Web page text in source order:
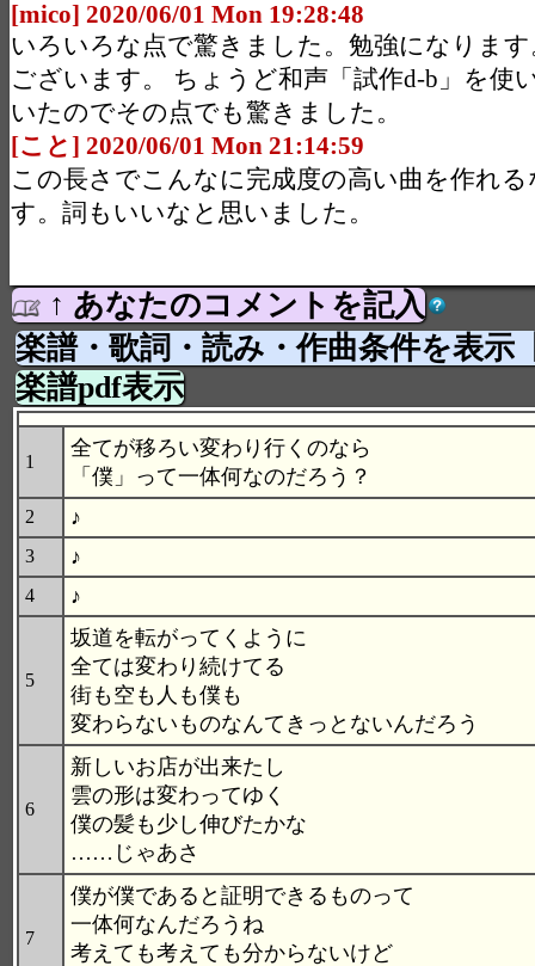
[mico] 2020/06/01 Mon 19:28:48
いろいろな点で驚きました。勉強になりま
ございます。 ちょうど和声「試作d-b」を使
いたのでその点でも驚きました。
[こと] 2020/06/01 Mon 21:14:59
この長さでこんなに完成度の高い曲を作れ
す。詞もいいなと思いました。
↑ あなたのコメントを記入
楽譜・歌詞・読み・作曲条件を表示
楽譜pdf表示
1
全てが移ろい変わり行くのなら
「僕」って一体何なのだろう？
2 ♪
3 ♪
4 ♪
5
坂道を転がってくように
全ては変わり続けてる
街も空も人も僕も
変わらないものなんてきっとないんだろう
6
新しいお店が出来たし
雲の形は変わってゆく
僕の髪も少し伸びたかな
……じゃあさ
7
僕が僕であると証明できるものって
一体何なんだろうね
考えても考えても分からないけど